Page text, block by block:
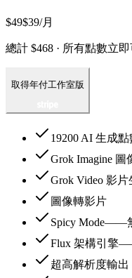
$49$39/月
總計 $468 · 所有點數立即
取得年付工作室版
19200 AI 生成點
Grok Imagine
Grok Video 影
圖像轉影片
Spicy Mode——
Flux 架構引擎
超高解析度輸出